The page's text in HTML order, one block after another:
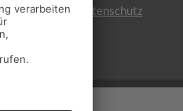
| Impressum| Datenschutz